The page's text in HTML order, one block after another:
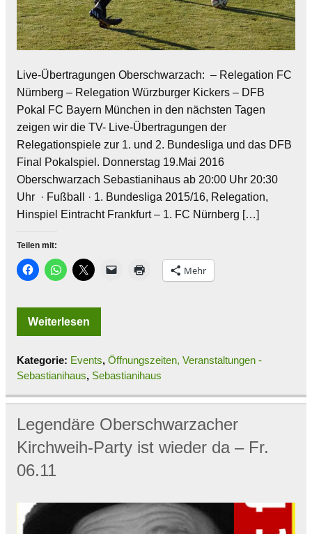
Live-Übertragungen Oberschwarzach: – Relegation FC
Nürnberg – Relegation Würzburger Kickers – DFB
Pokal FC Bayern München in den nächsten Tagen
zeigen wir die TV- Live-Übertragungen der
Relegationspiele zur 1. und 2. Bundesliga und das DFB
Final Pokalspiel. Donnerstag 19.Mai 2016
Oberschwarzach Sebastianihaus ab 20:00 Uhr 20:30
Uhr · Fußball · 1. Bundesliga 2015/16, Relegation,
Hinspiel Eintracht Frankfurt – 1. FC Nürnberg […]
Teilen mit:
Mehr
Weiterlesen
Kategorie: Events, Öffnungszeiten, Veranstaltungen -
Sebastianihaus, Sebastianihaus
Legendäre Oberschwarzacher
Kirchweih-Party ist wieder da – Fr.
06.11